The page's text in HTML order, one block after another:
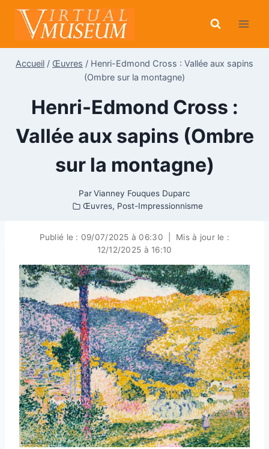
Aller
contenu
Accueil / Œuvres / Henri-Edmond Cross : Vallée aux sapins
(Ombre sur la montagne)
Henri-Edmond Cross :
Vallée aux sapins (Ombre
sur la montagne)
ParVianney Fouques Duparc
Œuvres, Post-Impressionnisme
Publié le : 09/07/2025 à 06:30
Mis à jour le :
12/12/2025 à 16:10